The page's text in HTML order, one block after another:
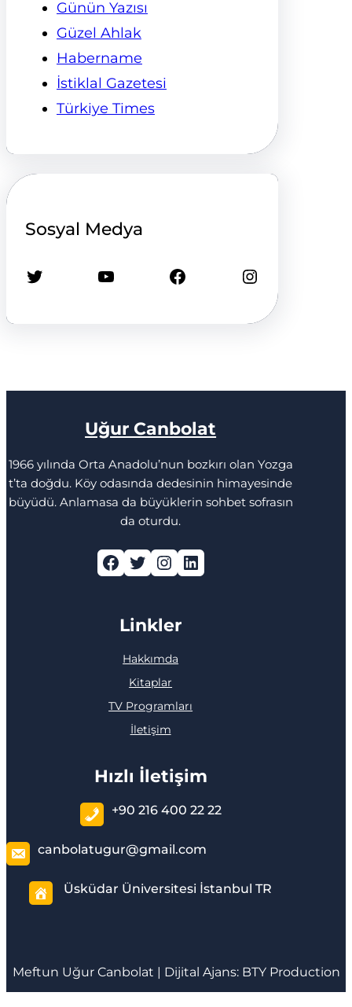
Günün Yazısı
Güzel Ahlak
Habername
İstiklal Gazetesi
Türkiye Times
Sosyal Medya
Twitter YouTube Facebook Instagram
Uğur Canbolat
1966 yılında Orta Anadolu’nun bozkırı olan Yozga
t’ta doğdu. Köy odasında dedesinin himayesinde
büyüdü. Anlamasa da büyüklerin sohbet sofrasın
da oturdu.
Facebook Twitter Instagram LinkedIn
Linkler
Hakkımda
Kitaplar
TV Programları
İletişim
Hızlı İletişim
+90 216 400 22 22
canbolatugur@gmail.com
Üsküdar Üniversitesi İstanbul TR
Meftun Uğur Canbolat | Dijital Ajans: BTY Production